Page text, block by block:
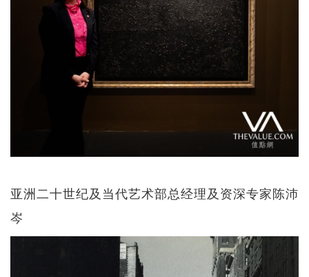
亚洲二十世纪及当代艺术部总经理及资深专家陈沛
岑